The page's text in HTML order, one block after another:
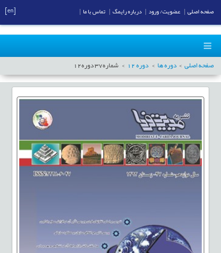
صفحه اصلی دوره ها دوره12 شماره37دوره12
صفحه اصلی عضویت/ ورود درباره رایمگ تماس با ما